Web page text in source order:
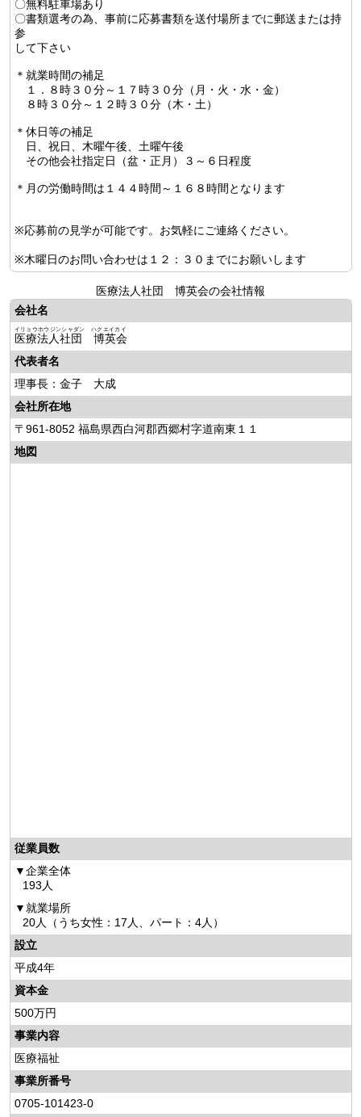
〇無料駐車場あり
〇書類選考の為、事前に応募書類を送付場所までに郵送または持
参
して下さい
＊就業時間の補足
１．８時３０分～１７時３０分（月・火・水・金）
８時３０分～１２時３０分（木・土）
＊休日等の補足
日、祝日、木曜午後、土曜午後
その他会社指定日（盆・正月）３～６日程度
＊月の労働時間は１４４時間～１６８時間となります
※応募前の見学が可能です。お気軽にご連絡ください。
※木曜日のお問い合わせは１２：３０までにお願いします
医療法人社団 博英会の会社情報
会社名
医療法人社団 博英会
イリョウホウジンシャダン ハクエイカイ
代表者名
理事長：金子 大成
会社所在地
〒961-8052 福島県西白河郡西郷村字道南東１１
地図
従業員数
企業全体
193人
就業場所
20人（うち女性：17人、パート：4人）
設立
平成4年
資本金
500万円
事業内容
医療福祉
事業所番号
0705-101423-0